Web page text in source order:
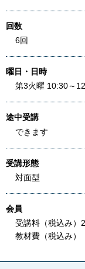
回数
6回
曜日・日時
第3火曜 10:30～
途中受講
できます
受講形態
対面型
会員
受講料（税込み）
教材費（税込み）